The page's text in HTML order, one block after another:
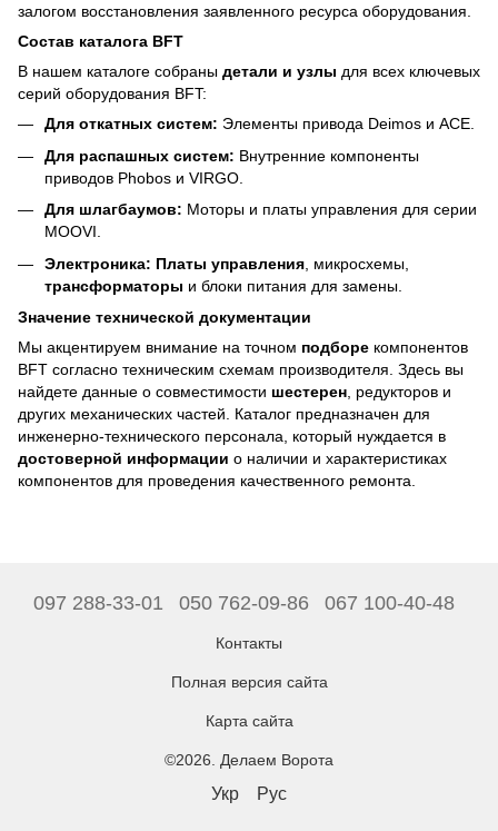
залогом восстановления заявленного ресурса оборудования.
Состав каталога BFT
В нашем каталоге собраны детали и узлы для всех ключевых
серий оборудования BFT:
Для откатных систем: Элементы привода Deimos и АСЕ.
Для распашных систем: Внутренние компоненты
приводов Phobos и VIRGO.
Для шлагбаумов: Моторы и платы управления для серии
MOOVI.
Электроника: Платы управления , микросхемы,
трансформаторы и блоки питания для замены.
Значение технической документации
Мы акцентируем внимание на точном подборе компонентов
BFT согласно техническим схемам производителя. Здесь вы
найдете данные о совместимости шестерен , редукторов и
других механических частей. Каталог предназначен для
инженерно-технического персонала, который нуждается в
достоверной информации о наличии и характеристиках
компонентов для проведения качественного ремонта.
097 288-33-01 050 762-09-86 067 100-40-48
Контакты
Полная версия сайта
Карта сайта
©2026. Делаем Ворота
Укр Рус